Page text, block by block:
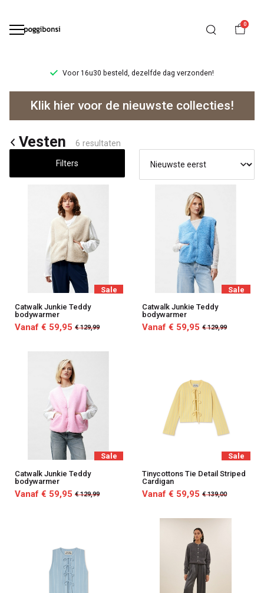
0
Voor 16u30 besteld, dezelfde dag verzonden!
Vesten
Poggibonsi
Klik hier voor de nieuwste collecties!
Vesten 6 resultaten
Filters
Sale
Catwalk Junkie Teddy
bodywarmer
Vanaf € 59,95 € 129,99
Sale
Catwalk Junkie Teddy
bodywarmer
Vanaf € 59,95 € 129,99
Sale
Catwalk Junkie Teddy
bodywarmer
Vanaf € 59,95 € 129,99
Sale
Tinycottons Tie Detail Striped
Cardigan
Vanaf € 59,95 € 139,00